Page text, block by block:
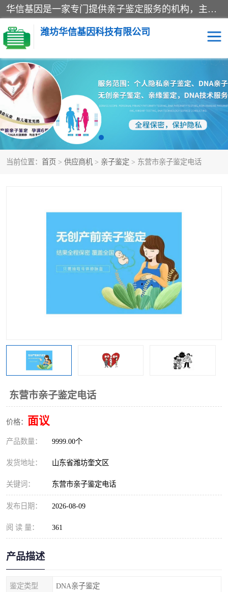
华信基因是一家专门提供亲子鉴定服务的机构，主要业务：济南亲子鉴定、临沂亲子鉴定、菏泽亲子鉴定、淄博亲子鉴定、青岛亲子鉴定、日照亲子鉴定、临朐亲子鉴定、寿光亲子鉴定等，联合广州、上海、北京、深圳、杭州、武汉、成都、合肥、贵阳、沈阳等地区有法医物证鉴定机构及基因检测公司，为国内外客户提供便捷的DNA鉴定服务。
潍坊华信基因科技有限公司
当前位置： 首页 > 供应商机 > 亲子鉴定 > 东营市亲子鉴定电话
东营市亲子鉴定电话
价格： 面议
产品数量： 9999.00个
发货地址： 山东省潍坊奎文区
关键词： 东营市亲子鉴定电话
发布日期： 2026-08-09
阅 读 量： 361
产品描述
鉴定类型 DNA亲子鉴定
亲子鉴定 DNA亲子鉴定
隐私亲子鉴定 无创亲子鉴定
孕期亲子鉴定